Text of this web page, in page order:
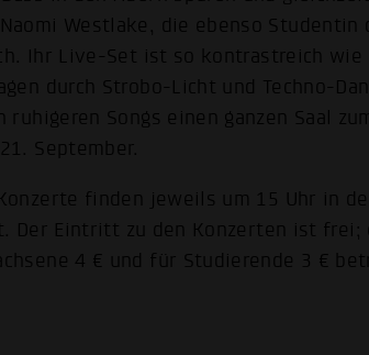
Westlake, die ebenso
Ihr Live-Set ist so kontrastreich
durch Strobo-Licht und Techno-
ruhigeren Songs einen ganzen Saal
September.
finden jeweils um 15 Uhr in
Der Eintritt zu den Konzerten ist
4 € und für Studierende 3 €